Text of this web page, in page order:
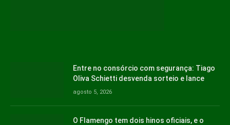
Entre no consórcio com segurança: Tiago
Oliva Schietti desvenda sorteio e lance
agosto 5, 2026
O Flamengo tem dois hinos oficiais, e o